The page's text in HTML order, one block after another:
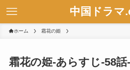
中国ドラマ
ホーム 霜花の姫
霜花の姫-あらすじ-58話